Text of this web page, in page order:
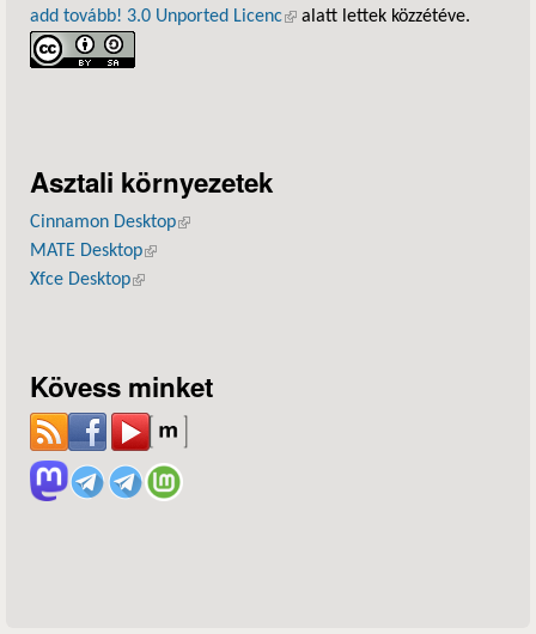
add tovább! 3.0 Unported Licenc(külső hivatkozás)
alatt lettek közzétéve.
Asztali környezetek
Cinnamon Desktop(külső hivatkozás)
MATE Desktop(külső hivatkozás)
Xfce Desktop(külső hivatkozás)
Kövess minket